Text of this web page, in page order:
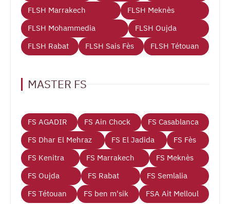
FLSH Marrakech
FLSH Meknès
FLSH Mohammedia
FLSH Oujda
FLSH Rabat
FLSH Sais Fès FLSH Tétouan
MASTER FS
FS AGADIR FS Ain Chock
FS Casablanca
FS Dhar El Mehraz
FS El Jadida
FS Fès
FS Kenitra
FS Marrakech
FS Meknès
FS Oujda
FS Rabat
FS Semlalia
FS Tétouan
FS ben m'sik FSA Ait Melloul